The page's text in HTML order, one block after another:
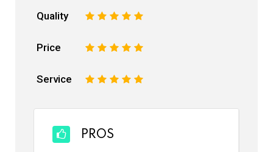
Quality 5
4
3
2
Price 5
4
3
2
Service 5
4
3
2
PROS